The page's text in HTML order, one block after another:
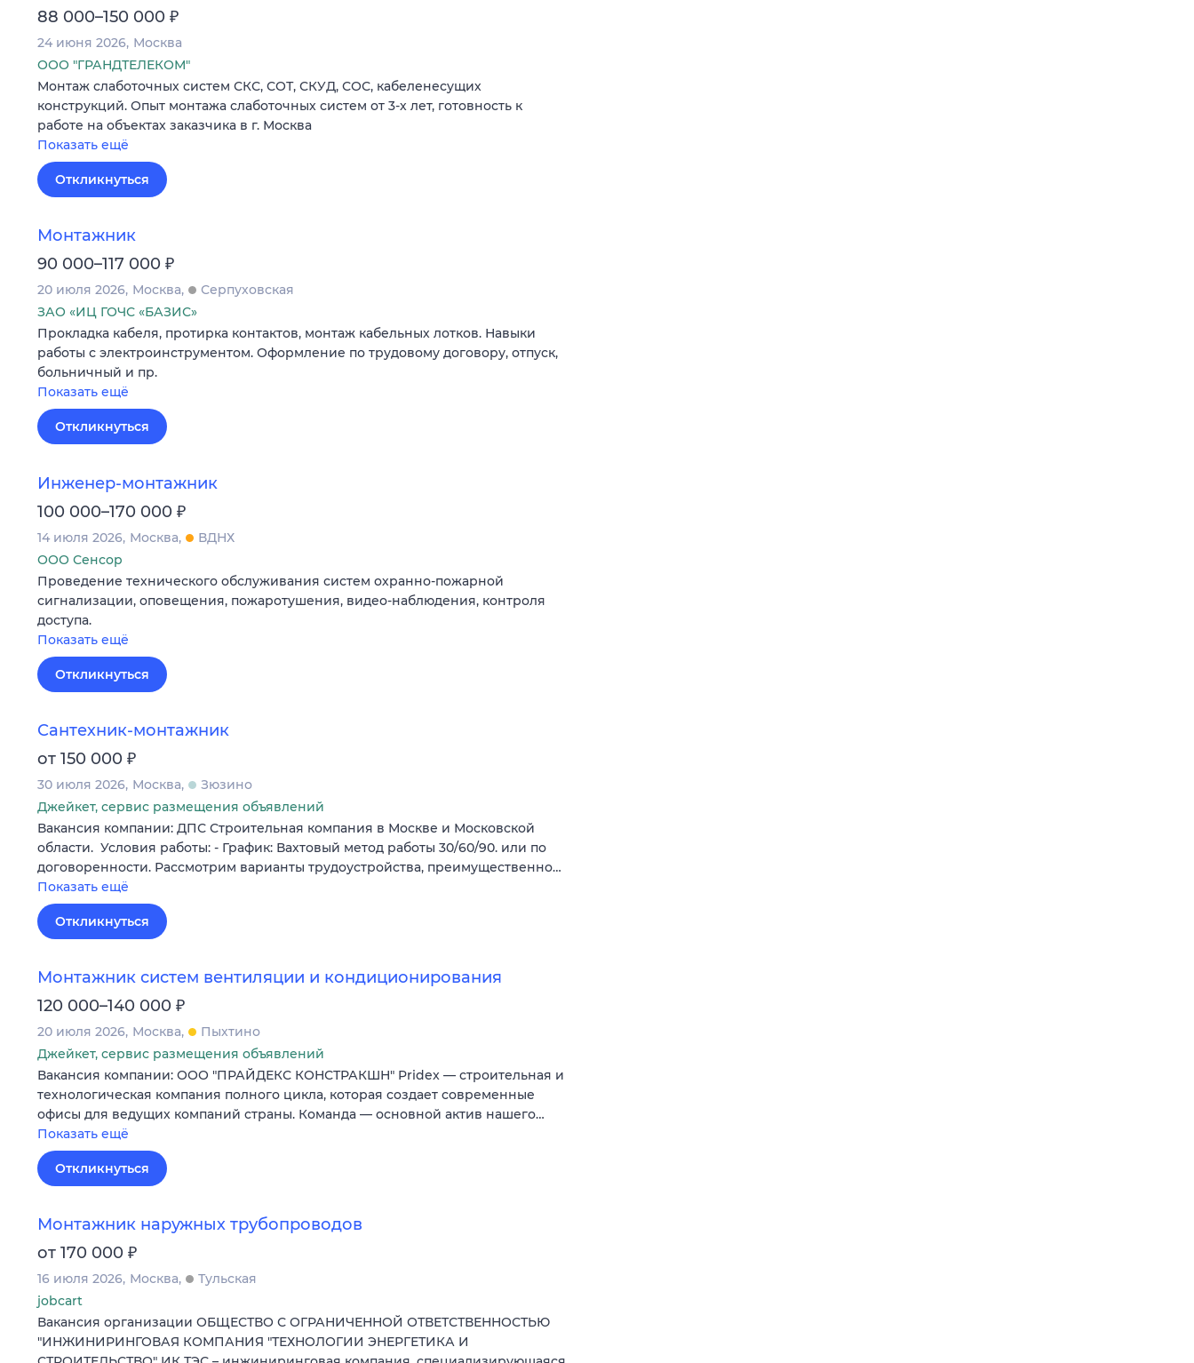
88 000–150 000 ₽
24 июня 2026 Москва
ООО "ГРАНДТЕЛЕКОМ"
Монтаж слаботочных систем СКС, СОТ, СКУД, СОС, кабеленесущих
конструкций. Опыт монтажа слаботочных систем от 3-х лет, готовность к
работе на объектах заказчика в г. Москва
Показать ещё
Откликнуться
Монтажник
90 000–117 000 ₽
20 июля 2026 Москва
Серпуховская
ЗАО «ИЦ ГОЧС «БАЗИС»
Прокладка кабеля, протирка контактов, монтаж кабельных лотков. Навыки
работы с электроинструментом. Оформление по трудовому договору, отпуск,
больничный и пр.
Показать ещё
Откликнуться
Инженер-монтажник
100 000–170 000 ₽
14 июля 2026 Москва
ВДНХ
ООО Сенсор
Проведение технического обслуживания систем охранно-пожарной
сигнализации, оповещения, пожаротушения, видео-наблюдения, контроля
доступа.
Показать ещё
Откликнуться
Сантехник-монтажник
от 150 000 ₽
30 июля 2026 Москва
Зюзино
Джейкет, сервис размещения объявлений
Вакансия компании: ДПС Строительная компания в Москве и Московской
области. Условия работы: - График: Вахтовый метод работы 30/60/90. или по
договоренности. Рассмотрим варианты трудоустройства, преимущественно…
Показать ещё
Откликнуться
Монтажник систем вентиляции и кондиционирования
120 000–140 000 ₽
20 июля 2026 Москва
Пыхтино
Джейкет, сервис размещения объявлений
Вакансия компании: ООО "ПРАЙДЕКС КОНСТРАКШН" Pridex — строительная и
технологическая компания полного цикла, которая создает современные
офисы для ведущих компаний страны. Команда — основной актив нашего…
Показать ещё
Откликнуться
Монтажник наружных трубопроводов
от 170 000 ₽
16 июля 2026 Москва
Тульская
jobcart
Вакансия организации ОБЩЕСТВО С ОГРАНИЧЕННОЙ ОТВЕТСТВЕННОСТЬЮ
"ИНЖИНИРИНГОВАЯ КОМПАНИЯ "ТЕХНОЛОГИИ ЭНЕРГЕТИКА И